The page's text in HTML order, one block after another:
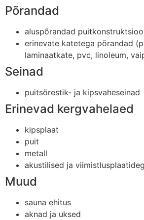
Põrandad
aluspõrandad
erinevate katetega põrandad
laminaatkate, pvc, linoleum,
Seinad
puitsõrestik- ja kipsvaheseinad
Erinevad kergvahelaed
kipsplaat
puit
metall
akustilised ja
Muud
sauna ehitus
aknad ja uksed